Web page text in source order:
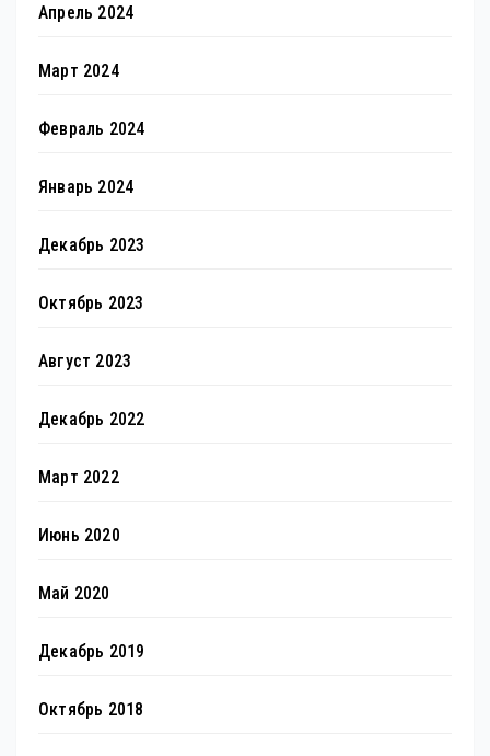
Апрель 2024
Март 2024
Февраль 2024
Январь 2024
Декабрь 2023
Октябрь 2023
Август 2023
Декабрь 2022
Март 2022
Июнь 2020
Май 2020
Декабрь 2019
Октябрь 2018